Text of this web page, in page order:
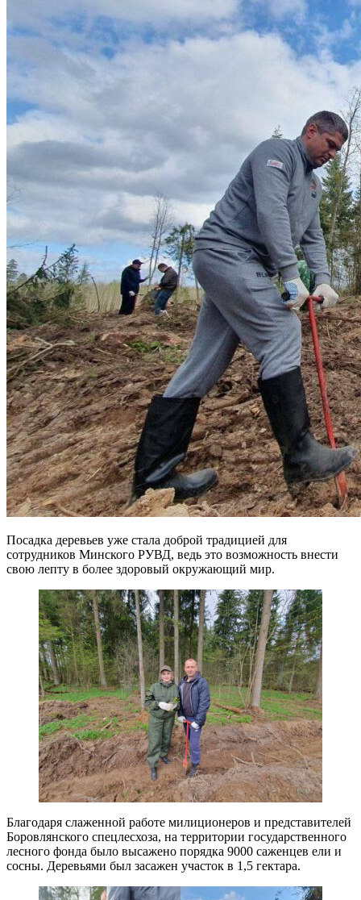
Посадка деревьев уже стала доброй традицией для
сотрудников Минского РУВД, ведь это возможность внести
свою лепту в более здоровый окружающий мир.
Благодаря слаженной работе милиционеров и представителей
Боровлянского спецлесхоза, на территории государственного
лесного фонда было высажено порядка 9000 саженцев ели и
сосны. Деревьями был засажен участок в 1,5 гектара.